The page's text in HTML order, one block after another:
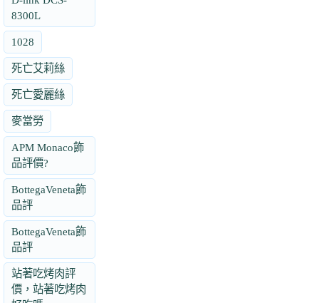
8300L
1028
死亡艾莉絲
死亡愛麗絲
麥當勞
APM Monaco飾
品評價?
BottegaVeneta飾
品評
BottegaVeneta飾
品評
站著吃烤肉評
價，站著吃烤肉